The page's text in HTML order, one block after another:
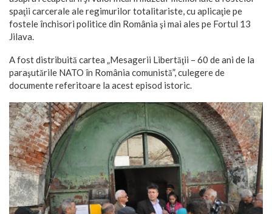
spaţii carcerale ale regimurilor totalitariste, cu aplicaţie pe
fostele închisori politice din România şi mai ales pe Fortul 13
Jilava.
A fost distribuită cartea „Mesagerii Libertăţii – 60 de ani de la
paraşutările NATO în România comunistă”, culegere de
documente referitoare la acest episod istoric.